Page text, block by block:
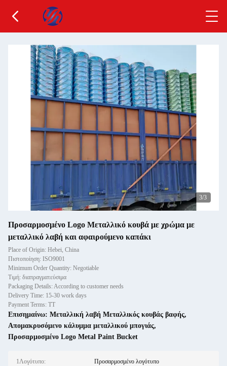
3/3
Προσαρμοσμένο Logo Μεταλλικό κουβά με χρώμα με
μεταλλικό λαβή και αφαιρούμενο καπάκι
Place of Origin: Hebei, China
Πιστοποίηση: ISO9001
Minimum Order Quantity: Negotiable
Τιμή: διαπραγματεύσιμα
Packaging Details: According to customer needs
Delivery Time: 15-30 work days
Payment Terms: TT
Επισημαίνω: Μεταλλική λαβή Μεταλλικός κουβάς βαφής,
Απομακρυσόμενο κάλυμμα μεταλλικού μπογιάς,
Προσαρμοσμένο Logo Metal Paint Bucket
1Λογότυπο: Προσαρμοσμένο λογότυπο